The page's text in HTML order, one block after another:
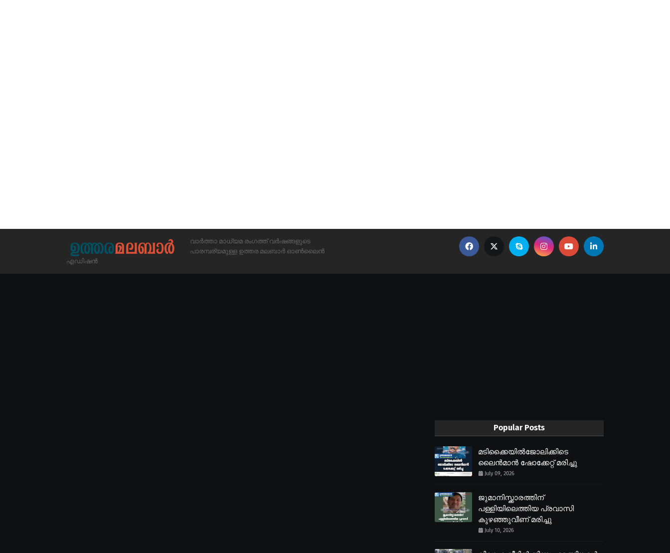
വാർത്താ മാധ്യമ രംഗത്ത് വർഷങ്ങളുടെ
പാരമ്പര്യമുള്ള ഉത്തര മലബാർ ഓൺലൈൻ
എഡിഷൻ
Popular Posts
മടിക്കൈയിൽജോലിക്കിടെ
ലൈൻമാൻ ഷോക്കേറ്റ് മരിച്ചു
July 09, 2026
ജുമാനിസ്ക്കാരത്തിന്
പള്ളിയിലെത്തിയ പ്രവാസി
കുഴഞ്ഞുവീണ് മരിച്ചു
July 10, 2026